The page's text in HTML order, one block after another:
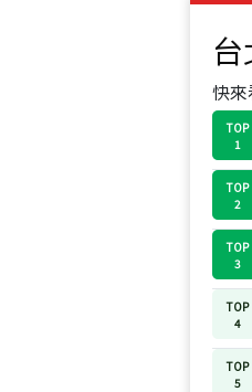
快來
TOP
1
TOP
2
TOP
3
TOP
4
TOP
5